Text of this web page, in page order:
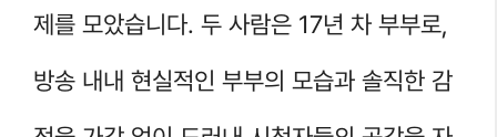
제를 모았습니다. 두 사람은 17년 차 부부로,
방송 내내 현실적인 부부의 모습과 솔직한 감